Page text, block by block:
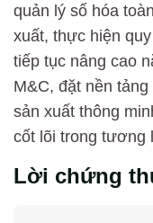
quản lý số hóa
xuất, thực hiện
tiếp tục nâng cao
M&C, đặt nền
sản xuất thông
cốt lõi trong tương
Lời chứng